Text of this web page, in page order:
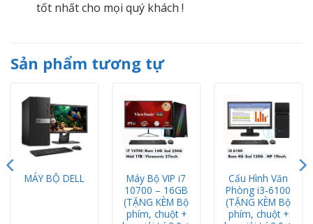
tốt nhất cho mọi quý khách !
Sản phẩm tương tự
MÁY BỘ DELL
Máy Bộ VIP i7
10700 – 16GB
(TẶNG KÈM Bộ
phím, chuột +
Cấu Hình Văn
Phòng i3-6100
(TẶNG KÈM Bộ
phím, chuột +